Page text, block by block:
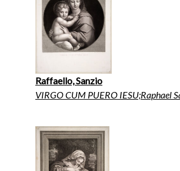
Raffaello, Sanzio
VIRGO CUM PUERO IESU;Raphael